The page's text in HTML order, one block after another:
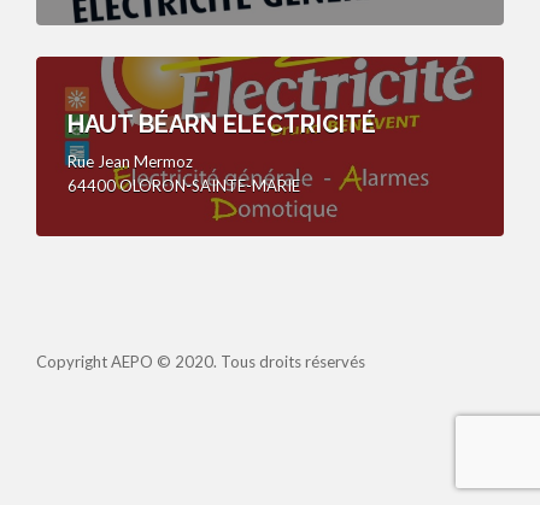
HAUT BÉARN ELECTRICITÉ
Rue Jean Mermoz
64400 OLORON-SAINTE-MARIE
Copyright AEPO © 2020. Tous droits réservés